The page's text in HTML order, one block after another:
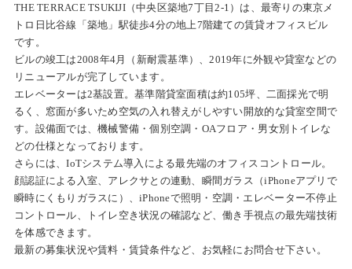
THE TERRACE TSUKIJI（中央区築地7丁目2-1）は、最寄りの東京メ
トロ日比谷線「築地」駅徒歩4分の地上7階建ての賃貸オフィスビル
です。
ビルの竣工は2008年4月（新耐震基準）、2019年に外観や貸室などの
リニューアルが完了しています。
エレベーターは2基設置。基準階貸室面積は約105坪、二面採光で明
るく、窓面が多いため空気の入れ替えがしやすい開放的な貸室空間で
す。設備面では、機械警備・個別空調・OAフロア・男女別トイレな
どの仕様となっております。
さらには、IoTシステム導入による最先端のオフィスコントロール。
顔認証による入室、アレクサとの連動、瞬間ガラス（iPhoneアプリで
瞬時にくもりガラスに）、iPhoneで照明・空調・エレベーター不停止
コントロール、トイレ空き状況の確認など、働き手視点の最先端技術
を体感できます。
最新の募集状況や賃料・賃貸条件など、お気軽にお問合せ下さい。